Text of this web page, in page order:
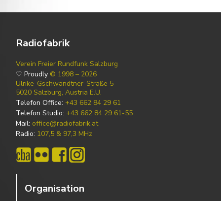
Radiofabrik
Verein Freier Rundfunk Salzburg
♡ Proudly © 1998 – 2026
Ulrike-Gschwandtner-Straße 5
5020 Salzburg, Austria E.U.
Telefon Office: +43 662 84 29 61
Telefon Studio: +43 662 84 29 61-55
Mail: office@radiofabrik.at
Radio: 107,5 & 97,3 MHz
Organisation